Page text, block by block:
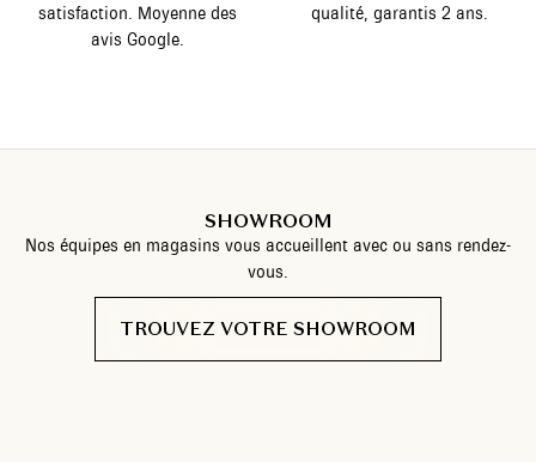
satisfaction. Moyenne des
avis Google.
qualité, garantis 2 ans.
SHOWROOM
Nos équipes en magasins vous accueillent avec ou sans rendez-
vous.
TROUVEZ VOTRE SHOWROOM